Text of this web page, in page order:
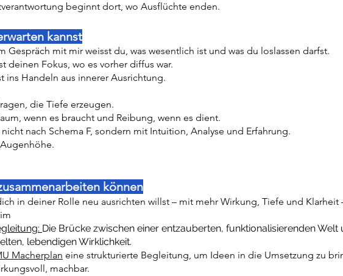
beginnt dort, wo Ausflüchte enden.
kannst
Gespräch mit mir weisst du, was wesentlich ist und was du loslassen darfst.
deinen Fokus, wo es vorher diffus war.
ins Handeln aus innerer Ausrichtung.
die Tiefe erzeugen.
wenn es braucht und Reibung, wenn es dient.
nach Schema F, sondern mit Intuition, Analyse und Erfahrung.
können
in deiner Rolle neu ausrichten willst – mit mehr Wirkung, Tiefe und Klarheit
Die Brücke zwischen einer entzauberten, funktionalisierenden Welt
lebendigen Wirklichkeit.
Macherplan eine strukturierte Begleitung, um Ideen in die Umsetzung zu
machbar.